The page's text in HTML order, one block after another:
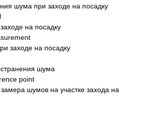
шума при заходе на посадку
на посадку
заходе на посадку
шума
point
замера шумов на участке захода на